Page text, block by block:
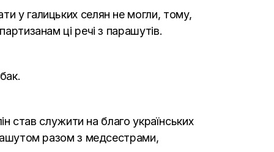
у галицьких селян не могли, тому,
ці речі з парашутів.
став служити на благо українських
разом з медсестрами,